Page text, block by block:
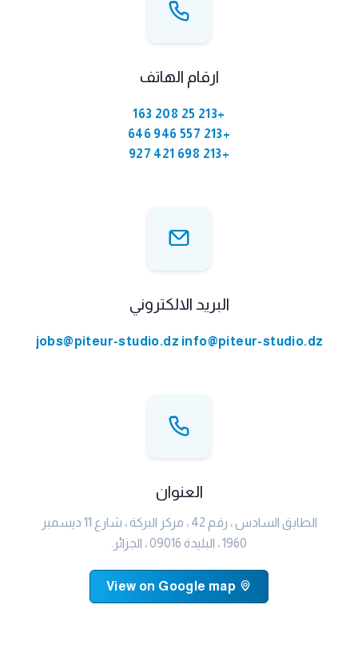
ارقام الهاتف
+213 25 208 163
+213 557 946 646
+213 698 421 927
البريد الالكتروني
info@piteur-studio.dz
jobs@piteur-studio.dz
العنوان
الطابق السادس ، رقم 42 ، مركز البركة ، شارع 11 ديسمبر
1960 ، البليدة 09016 ، الجزائر.